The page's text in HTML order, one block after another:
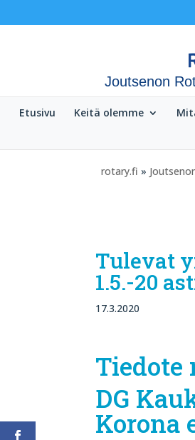
Joutsenon
Etusivu Keitä olemme
rotary.fi »
Tulevat
1.5.-20
17.3.2020
DG
Korona